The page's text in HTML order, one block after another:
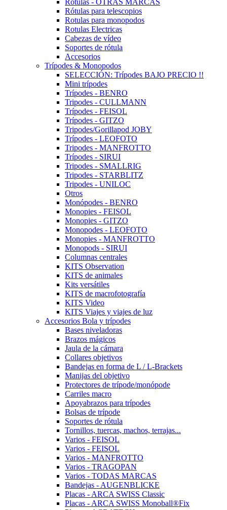
Rotulas - OTRAS MARCAS
Rótulas para telescopios
Rotulas para monopodos
Rotulas Electricas
Cabezas de vídeo
Soportes de rótula
Accesorios
Trípodes & Monopodos
SELECCIÓN: Trípodes BAJO PRECIO !!
Mini trípodes
Trípodes - BENRO
Tripodes - CULLMANN
Trípodes - FEISOL
Trípodes - GITZO
Tripodes/Gorillapod JOBY
Trípodes - LEOFOTO
Tripodes - MANFROTTO
Trípodes - SIRUI
Tripodes - SMALLRIG
Tripodes - STARBLITZ
Tripodes - UNILOC
Otros
Monópodes - BENRO
Monopies - FEISOL
Monopies - GITZO
Monopodes - LEOFOTO
Monopies - MANFROTTO
Monopods - SIRUI
Columnas centrales
KITS Observation
KITS de animales
Kits versátiles
KITS de macrofotografía
KITS Video
KITS Viajes y viajes de luz
Accesorios Bola y trípodes
Bases niveladoras
Brazos mágicos
Jaula de la cámara
Collares objetivos
Bandejas en forma de L / L-Brackets
Manijas del objetivo
Protectores de trípode/monópode
Carriles macro
Apoyabrazos para trípodes
Bolsas de trípode
Soportes de rótula
Tornillos, tuercas, machos, terrajas...
Varios - FEISOL
Varios - FEISOL
Varios - MANFROTTO
Varios - TRAGOPAN
Varios - TODAS MARCAS
Bandejas - AUGENBLICKE
Placas - ARCA SWISS Classic
Placas - ARCA SWISS Monoball®Fix